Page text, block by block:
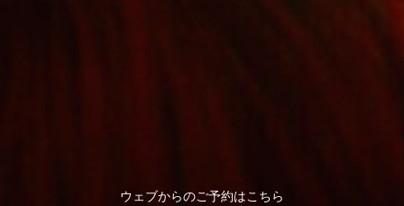
ウェブからのご予約はこちら